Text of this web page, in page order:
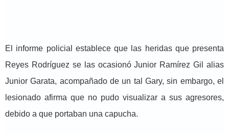
El informe policial establece que las heridas que presenta
Reyes Rodríguez se las ocasionó Junior Ramírez Gil alias
Junior Garata, acompañado de un tal Gary, sin embargo, el
lesionado afirma que no pudo visualizar a sus agresores,
debido a que portaban una capucha.